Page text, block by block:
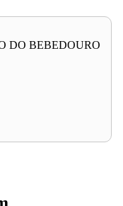
DO BEBEDOURO